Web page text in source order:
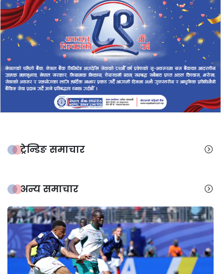
ट्रेन्डिङ समाचार
अन्य समाचार